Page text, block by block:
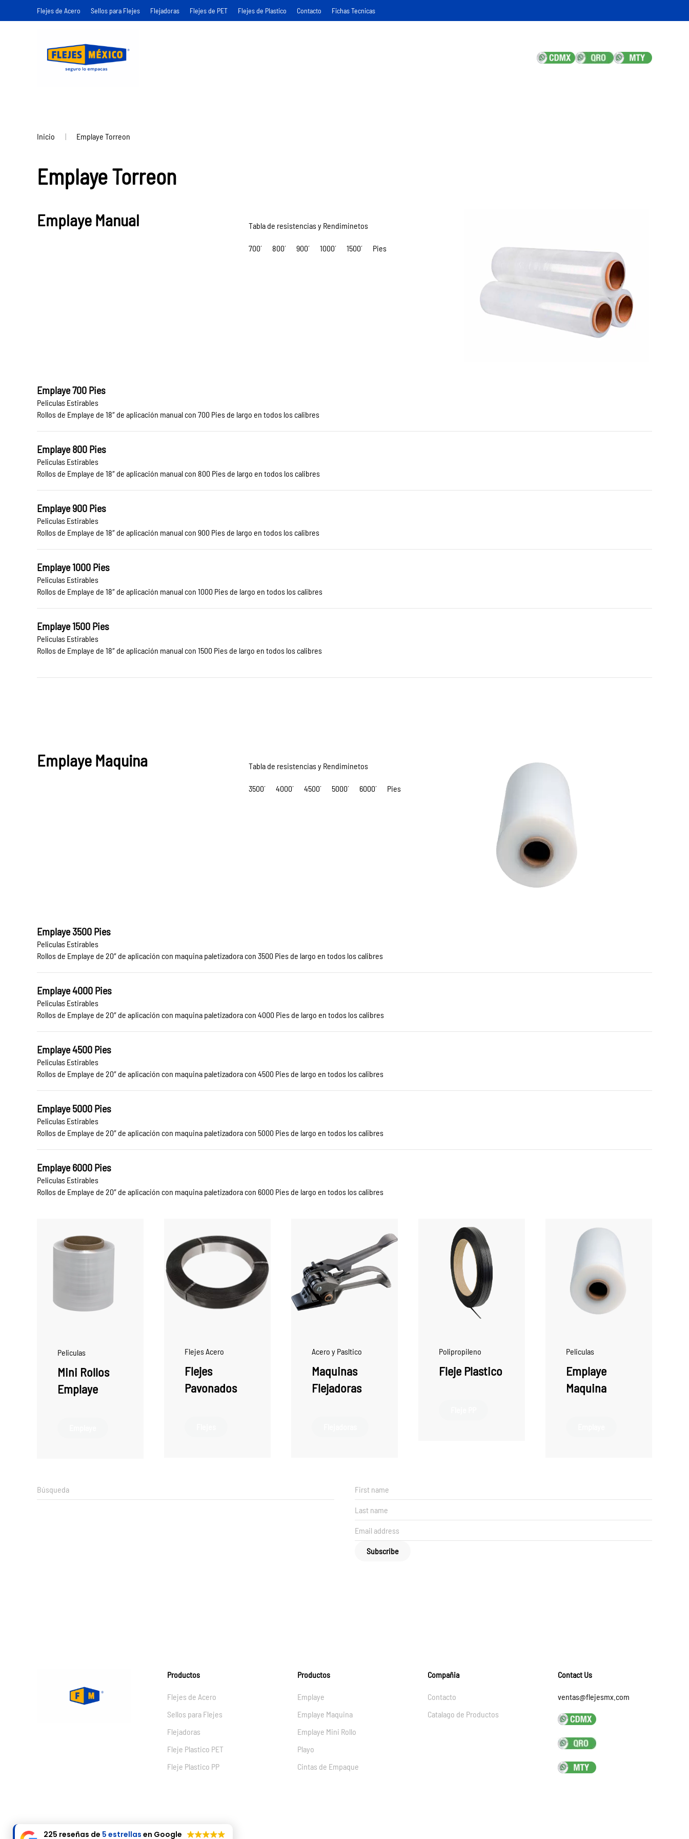
contenido
Flejes de Acero Sellos para Flejes Flejadoras Flejes de PET Flejes de Plastico Contacto Fichas Tecnicas
Inicio Emplaye Torreon
Emplaye Torreon
Emplaye Manual Tabla de resistencias y Rendiminetos
700´ 800´ 900´ 1000´ 1500´ Pies
Emplaye 700 Pies
Peliculas Estirables
Rollos de Emplaye de 18″ de aplicación manual con 700 Pies de largo en todos los calibres
Emplaye 800 Pies
Peliculas Estirables
Rollos de Emplaye de 18″ de aplicación manual con 800 Pies de largo en todos los calibres
Emplaye 900 Pies
Peliculas Estirables
Rollos de Emplaye de 18″ de aplicación manual con 900 Pies de largo en todos los calibres
Emplaye 1000 Pies
Peliculas Estirables
Rollos de Emplaye de 18″ de aplicación manual con 1000 Pies de largo en todos los calibres
Emplaye 1500 Pies
Peliculas Estirables
Rollos de Emplaye de 18″ de aplicación manual con 1500 Pies de largo en todos los calibres
Emplaye Maquina Tabla de resistencias y Rendiminetos
3500´ 4000´ 4500´ 5000´ 6000´ Pies
Emplaye 3500 Pies
Peliculas Estirables
Rollos de Emplaye de 20″ de aplicación con maquina paletizadora con 3500 Pies de largo en todos los calibres
Emplaye 4000 Pies
Peliculas Estirables
Rollos de Emplaye de 20″ de aplicación con maquina paletizadora con 4000 Pies de largo en todos los calibres
Emplaye 4500 Pies
Peliculas Estirables
Rollos de Emplaye de 20″ de aplicación con maquina paletizadora con 4500 Pies de largo en todos los calibres
Emplaye 5000 Pies
Peliculas Estirables
Rollos de Emplaye de 20″ de aplicación con maquina paletizadora con 5000 Pies de largo en todos los calibres
Emplaye 6000 Pies
Peliculas Estirables
Rollos de Emplaye de 20″ de aplicación con maquina paletizadora con 6000 Pies de largo en todos los calibres
Peliculas
Mini Rollos
Emplaye
Flejes Acero
Flejes
Pavonados
Acero y Pasltico
Maquinas
Flejadoras
Polipropileno
Fleje Plastico
Peliculas
Emplaye
Maquina
Subscribe
Productos
Flejes de Acero
Sellos para Flejes
Flejadoras
Fleje Plastico PET
Fleje Plastico PP
Productos
Emplaye
Emplaye Maquina
Emplaye Mini Rollo
Playo
Cintas de Empaque
Compañia
Contacto
Catalago de Productos
Contact Us
ventas@flejesmx.com
225 reseñas de 5 estrellas en Google